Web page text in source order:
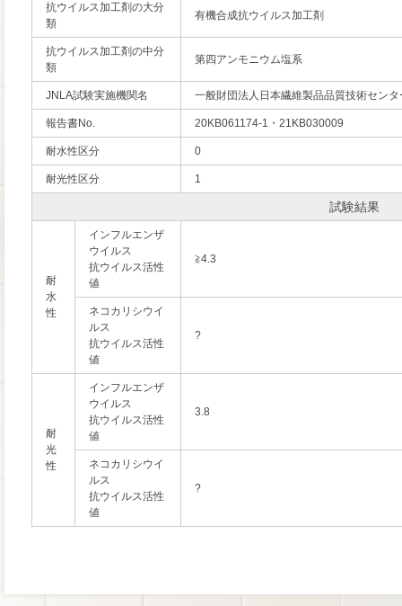
抗ウイルス加工剤の大分
類
有機合成抗ウイルス加工剤
抗ウイルス加工剤の中分
類
第四アンモニウム塩系
JNLA試験実施機関名 一般財団法人日本繊維製品品質技術センタ
報告書No. 20KB061174-1・21KB030009
耐水性区分 0
耐光性区分 1
試験結果
耐
水
性
インフルエンザ
ウイルス
抗ウイルス活性
値
≧4.3
ネコカリシウイ
ルス
抗ウイルス活性
値
?
耐
光
性
インフルエンザ
ウイルス
抗ウイルス活性
値
3.8
ネコカリシウイ
ルス
抗ウイルス活性
値
?